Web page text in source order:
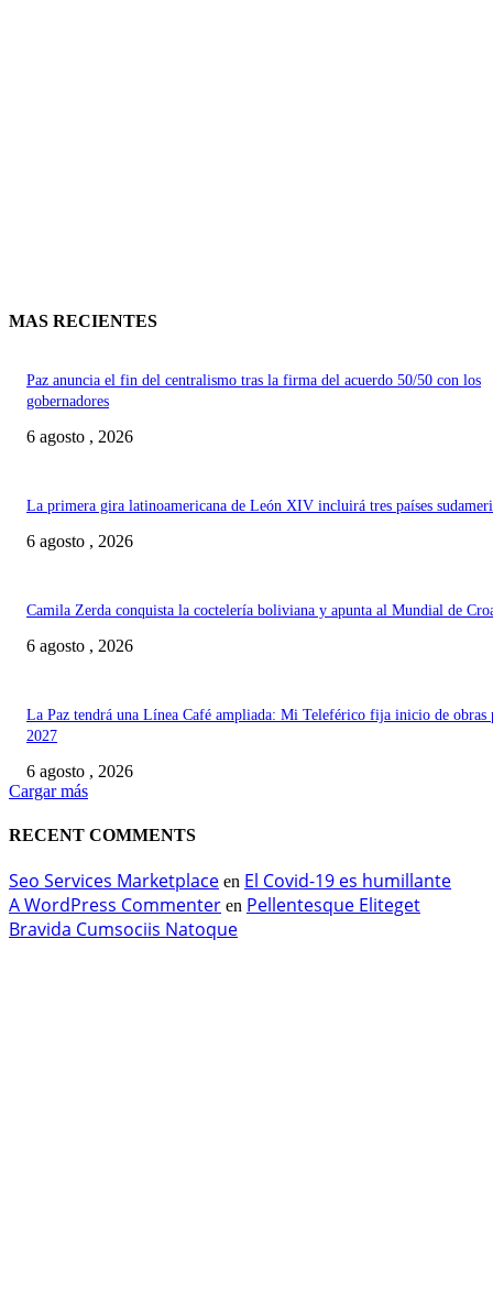
MAS RECIENTES
Paz anuncia el fin del centralismo tras la firma del acuerdo 50/50 con los
gobernadores
6 agosto , 2026
La primera gira latinoamericana de León XIV incluirá tres países
6 agosto , 2026
Camila Zerda conquista la coctelería boliviana y apunta al Mundial de
6 agosto , 2026
La Paz tendrá una Línea Café ampliada: Mi Teleférico fija inicio de obras
2027
6 agosto , 2026
Cargar más
RECENT COMMENTS
Seo Services Marketplace en El Covid-19 es humillante
A WordPress Commenter en Pellentesque Eliteget
Bravida Cumsociis Natoque